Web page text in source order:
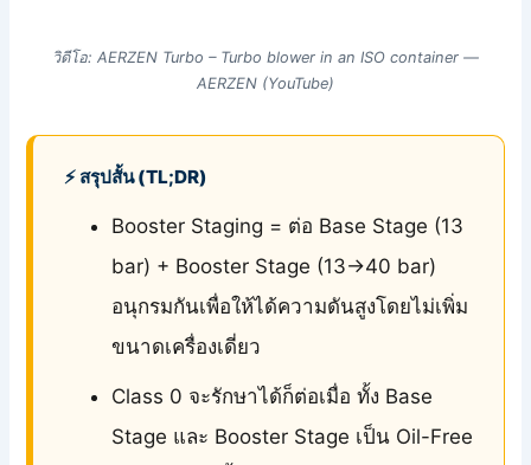
วิดีโอ: AERZEN Turbo – Turbo blower in an ISO container —
AERZEN (YouTube)
⚡ สรุปสั้น (TL;DR)
Booster Staging = ต่อ Base Stage (13
bar) + Booster Stage (13→40 bar)
อนุกรมกันเพื่อให้ได้ความดันสูงโดยไม่เพิ่ม
ขนาดเครื่องเดี่ยว
Class 0 จะรักษาได้ก็ต่อเมื่อ ทั้ง Base
Stage และ Booster Stage เป็น Oil-Free